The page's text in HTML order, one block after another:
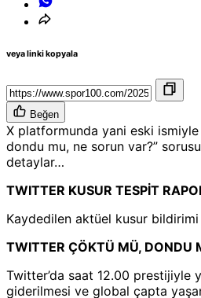
veya linki kopyala
Beğen
X platformunda yani eski ismiyle
dondu mu, ne sorun var?”
detaylar…
TWITTER KUSUR TESPİT
Kaydedilen aktüel kusur bildirimi
TWITTER ÇÖKTÜ MÜ, DONDU
Twitter’da saat 12.00 prestijiyle
giderilmesi ve global çapta